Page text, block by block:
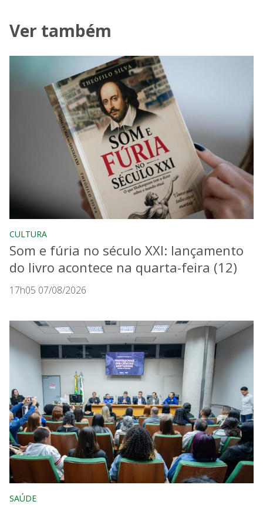
Ver também
CULTURA
Som e fúria no século XXI: lançamento
do livro acontece na quarta-feira (12)
17h05 07/08/2026
SAÚDE